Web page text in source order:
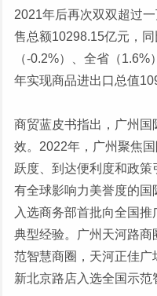
2021年后再次双双超过
售总额10298.15亿元，
（-0.2%）、全省（
年实现商品进出口总值
商贸蓝皮书指出，广州
效。2022年，广州聚焦
跃度、到达便利度和政
有全球影响力美誉度的
入选商务部首批向全国
典型经验。广州天河路
范智慧商圈，天河正佳
新北京路店入选全国示范